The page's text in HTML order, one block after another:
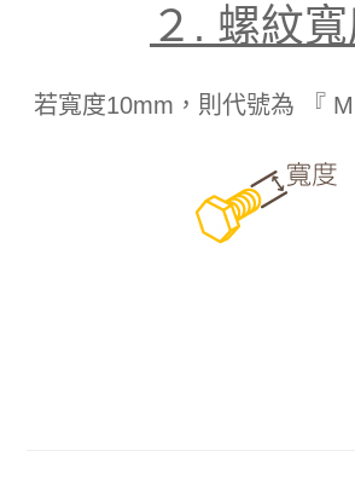
２. 螺紋
若寬度10mm，則代號為 『